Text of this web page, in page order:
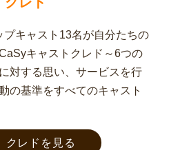
キャスト13名が自分たちの
キャストクレド～6つの
対する思い、サービスを行
の基準をすべてのキャスト
クレドを見る